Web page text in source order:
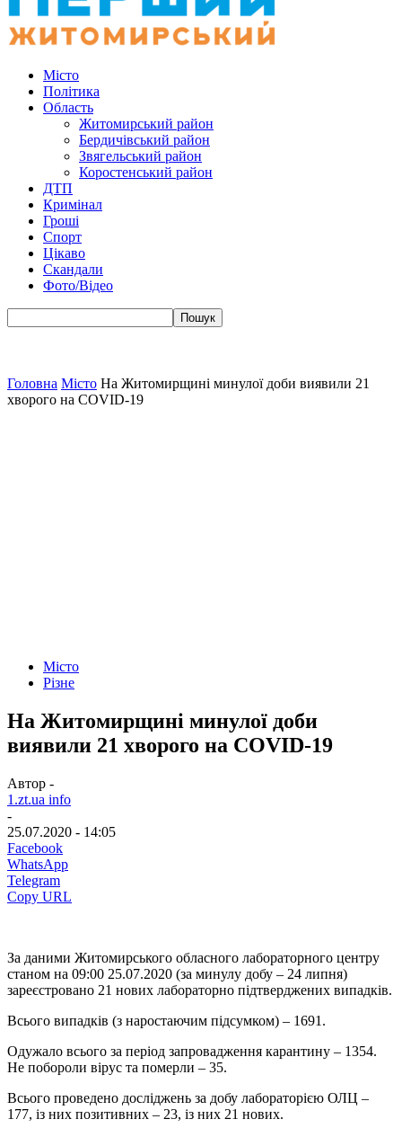
Місто
Політика
Область
Житомирський район
Бердичівський район
Звягельський район
Коростенський район
ДТП
Кримінал
Гроші
Спорт
Цікаво
Скандали
Фото/Відео
Головна Місто На Житомирщині минулої доби виявили 21
хворого на COVID-19
Місто
Різне
На Житомирщині минулої доби
виявили 21 хворого на COVID-19
Автор -
1.zt.ua info
-
25.07.2020 - 14:05
Facebook
WhatsApp
Telegram
Copy URL
За даними Житомирського обласного лабораторного центру
станом на 09:00 25.07.2020 (за минулу добу – 24 липня)
зареєстровано 21 нових лабораторно підтверджених випадків.
Всього випадків (з наростаючим підсумком) – 1691.
Одужало всього за період запровадження карантину – 1354.
Не побороли вірус та померли – 35.
Всього проведено досліджень за добу лабораторією ОЛЦ –
177, із них позитивних – 23, із них 21 нових.